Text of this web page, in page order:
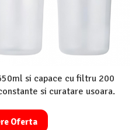
si capace cu filtru 200
si curatare usoara.
Oferta